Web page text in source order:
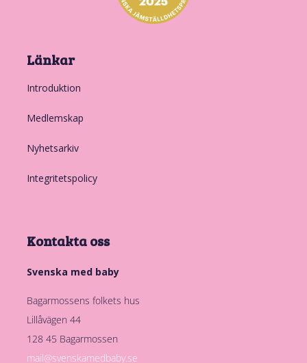
Länkar
Introduktion
Medlemskap
Nyhetsarkiv
Integritetspolicy
Kontakta oss
Svenska med baby
Bagarmossens folkets hus
Lillåvägen 44
128 45 Bagarmossen
mail@svenskamedbaby.se